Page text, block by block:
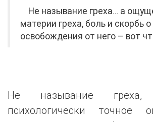
Не называние греха… а
материи греха, боль и скорбь
освобождения от него – вот
Не называние
психологически точное